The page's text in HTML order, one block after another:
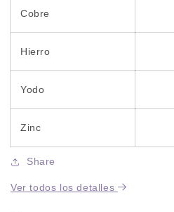
Cobre
Hierro
Yodo
Zinc
Share
Ver todos los detalles